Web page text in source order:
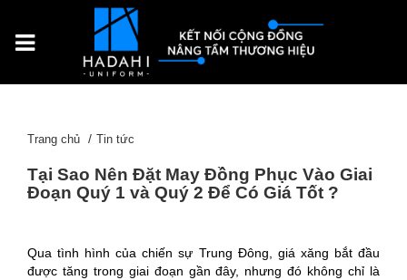
Trang chủ Tin tức
Tại Sao Nên Đặt May Đồng Phục Vào Giai
Đoạn Quý 1 và Quý 2 Để Có Giá Tốt ?
Qua tình hình của chiến sự Trung Đông, giá xăng bắt đầu
được tăng trong giai đoạn gần đây, nhưng đó không chỉ là